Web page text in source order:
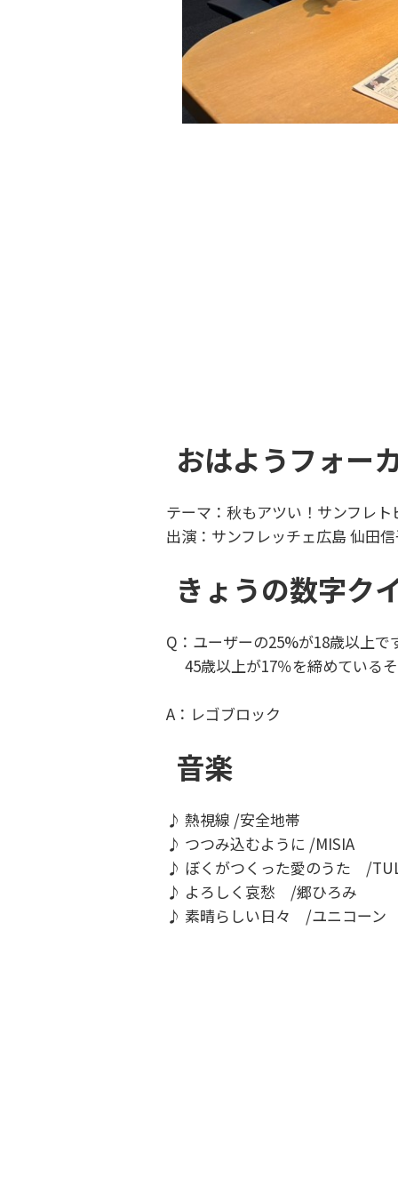
おはようフォー
テーマ：秋もアツい！サンフレト
出演：サンフレッチェ広島 仙田
きょうの数字ク
Q：ユーザーの25%が18歳以上で
45歳以上が17％を締めている
A：レゴブロック
音楽
♪ 熱視線 /安全地帯
♪ つつみ込むように /MISIA
♪ ぼくがつくった愛のうた /
♪ よろしく哀愁 /郷ひろみ
♪ 素晴らしい日々 /ユニコーン